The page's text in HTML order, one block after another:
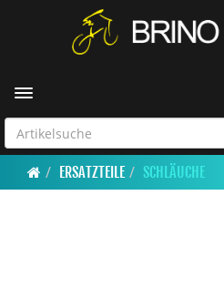
Toggle navigation
ERSATZTEILE SCHLÄUCHE